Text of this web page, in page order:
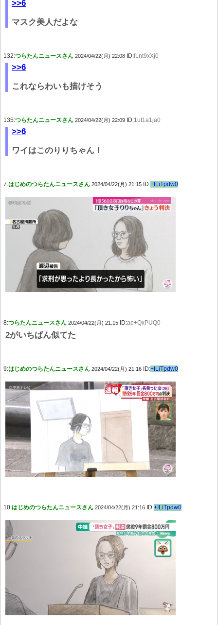
>>6
マスク美人だよな
132:つらたんニュースさん 2024/04/22(月) 22:08 ID:fLnt9xXj0
>>6
これならわいも描けそう
135:つらたんニュースさん 2024/04/22(月) 22:09 ID:1ut1a1ja0
>>6
ワイはこのりりちゃん！
7:はじめのつらたんニュースさん 2024/04/22(月) 21:15 ID:+ILiTpdw0
8:つらたんニュースさん 2024/04/22(月) 21:15 ID:ae+QxPUQ0
2がいちばん似てた
9:はじめのつらたんニュースさん 2024/04/22(月) 21:16 ID:+ILiTpdw0
10:はじめのつらたんニュースさん 2024/04/22(月) 21:16 ID:+ILiTpdw0